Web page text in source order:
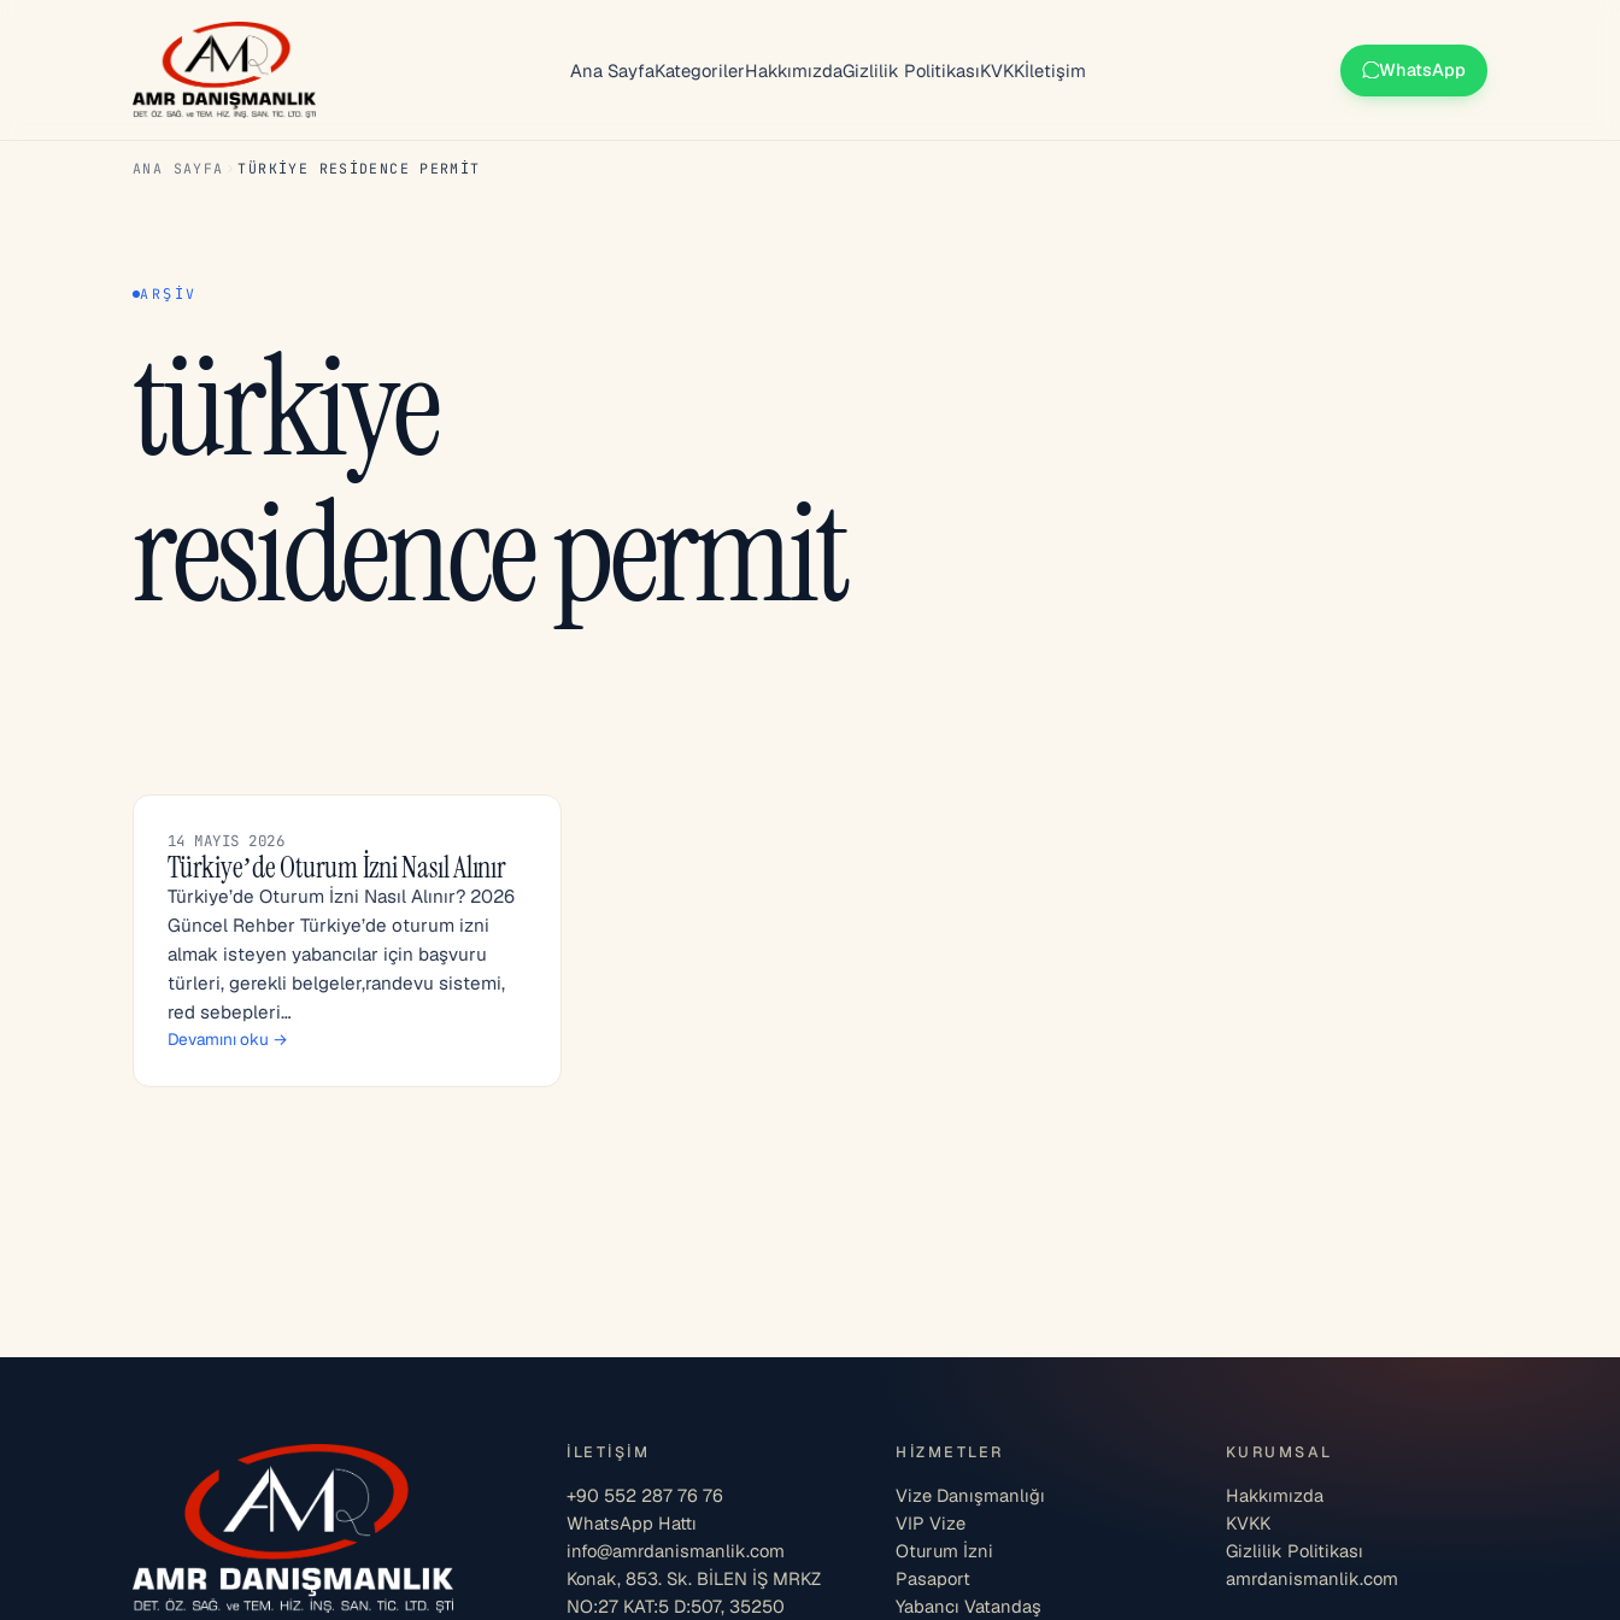
Ana SayfaKategorilerHakkımızdaGizlilik PolitikasıKVKKİletişim WhatsApp
ANA SAYFA TÜRKIYE RESIDENCE PERMIT
ARŞIV
türkiye
residence permit
14 MAYIS 2026
Türkiye’de Oturum İzni Nasıl Alınır
Türkiye’de Oturum İzni Nasıl Alınır? 2026
Güncel Rehber Türkiye’de oturum izni
almak isteyen yabancılar için başvuru
türleri, gerekli belgeler,randevu sistemi,
red sebepleri…
Devamını oku →
İLETIŞIM
+90 552 287 76 76
WhatsApp Hattı
info@amrdanismanlik.com
Konak, 853. Sk. BİLEN İŞ MRKZ
NO:27 KAT:5 D:507, 35250
HIZMETLER
Vize Danışmanlığı
VIP Vize
Oturum İzni
Pasaport
Yabancı Vatandaş
KURUMSAL
Hakkımızda
KVKK
Gizlilik Politikası
amrdanismanlik.com